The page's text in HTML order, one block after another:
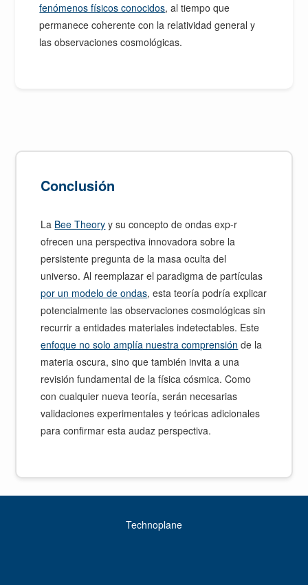
fenómenos físicos conocidos, al tiempo que
permanece coherente con la relatividad general y
las observaciones cosmológicas.
Conclusión
La Bee Theory y su concepto de ondas exp-r
ofrecen una perspectiva innovadora sobre la
persistente pregunta de la masa oculta del
universo. Al reemplazar el paradigma de partículas
por un modelo de ondas, esta teoría podría explicar
potencialmente las observaciones cosmológicas sin
recurrir a entidades materiales indetectables. Este
enfoque no solo amplía nuestra comprensión de la
materia oscura, sino que también invita a una
revisión fundamental de la física cósmica. Como
con cualquier nueva teoría, serán necesarias
validaciones experimentales y teóricas adicionales
para confirmar esta audaz perspectiva.
Technoplane